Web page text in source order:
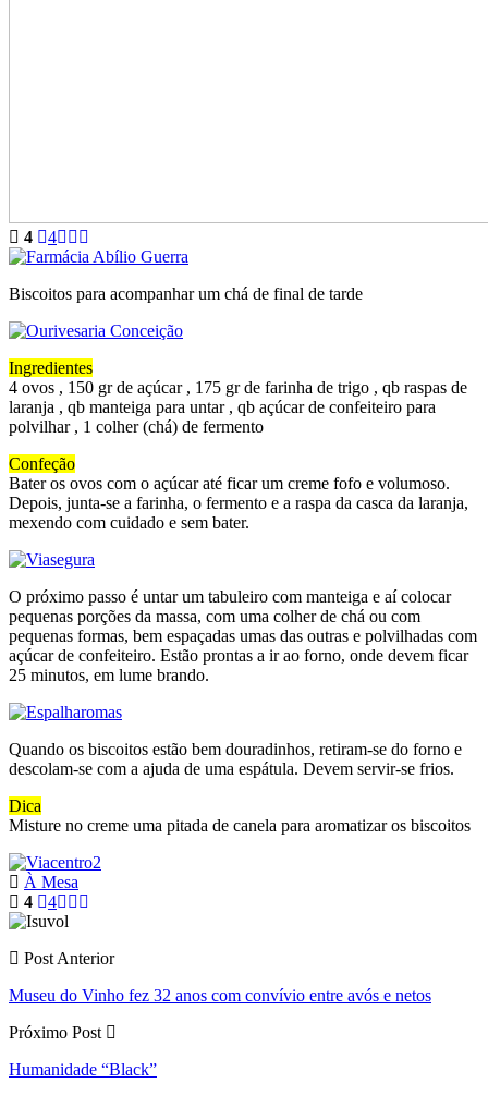
4 4
Biscoitos para acompanhar um chá de final de tarde
Ingredientes
4 ovos , 150 gr de açúcar , 175 gr de farinha de trigo , qb raspas de
laranja , qb manteiga para untar , qb açúcar de confeiteiro para
polvilhar , 1 colher (chá) de fermento
Confeção
Bater os ovos com o açúcar até ficar um creme fofo e volumoso.
Depois, junta-se a farinha, o fermento e a raspa da casca da laranja,
mexendo com cuidado e sem bater.
O próximo passo é untar um tabuleiro com manteiga e aí colocar
pequenas porções da massa, com uma colher de chá ou com
pequenas formas, bem espaçadas umas das outras e polvilhadas com
açúcar de confeiteiro. Estão prontas a ir ao forno, onde devem ficar
25 minutos, em lume brando.
Quando os biscoitos estão bem douradinhos, retiram-se do forno e
descolam-se com a ajuda de uma espátula. Devem servir-se frios.
Dica
Misture no creme uma pitada de canela para aromatizar os biscoitos
À Mesa
4
4
Post Anterior
Museu do Vinho fez 32 anos com convívio entre avós e netos
Próximo Post
Humanidade “Black”